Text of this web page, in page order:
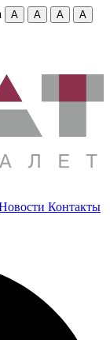
A A A
A
Контакты